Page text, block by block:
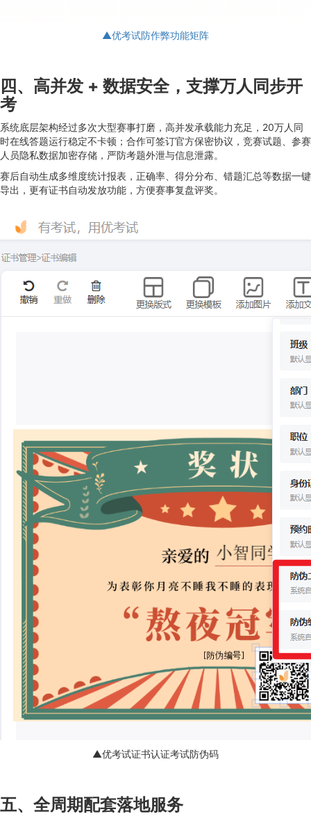
▲优考试防作弊功能矩阵
四、高并发 + 数据安全，支撑万人同步开
考
系统底层架构经过多次大型赛事打磨，高并发承载能力充足，20万人同
时在线答题运行稳定不卡顿；合作可签订官方保密协议，竞赛试题、参赛
人员隐私数据加密存储，严防考题外泄与信息泄露。
赛后自动生成多维度统计报表，正确率、得分分布、错题汇总等数据一键
导出，更有证书自动发放功能，方便赛事复盘评奖。
▲优考试证书认证考试防伪码
五、全周期配套落地服务